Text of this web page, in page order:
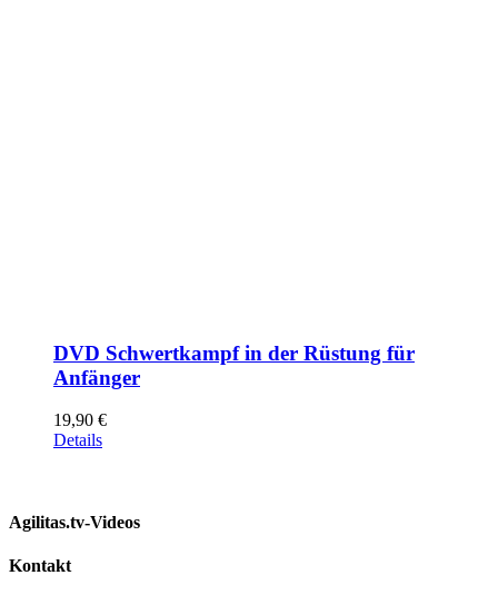
DVD Schwertkampf in der Rüstung für
Anfänger
19,90 €
Details
Agilitas.tv-Videos
Kontakt